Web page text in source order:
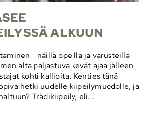
ALKUUN
- näillä opeilla ja varusteilla
alta paljastuva kevät ajaa jälleen
kohti kallioita. Kenties tänä
hetki uudelle kiipeilymuodolle, ja
Trädikiipeily, eli...